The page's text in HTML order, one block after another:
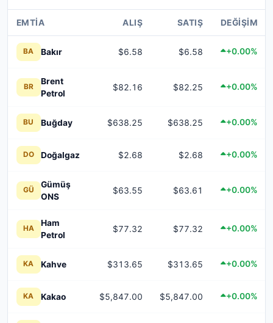
EMTIA ALIŞ SATIŞ DEĞIŞIM
BA Bakır $6.58 $6.58 +0.00%
BR
Brent
Petrol
$82.16 $82.25 +0.00%
BU Buğday $638.25 $638.25 +0.00%
DO Doğalgaz $2.68 $2.68 +0.00%
GÜ
Gümüş
ONS
$63.55 $63.61 +0.00%
HA
Ham
Petrol
$77.32 $77.32 +0.00%
KA Kahve $313.65 $313.65 +0.00%
KA Kakao $5,847.00 $5,847.00 +0.00%